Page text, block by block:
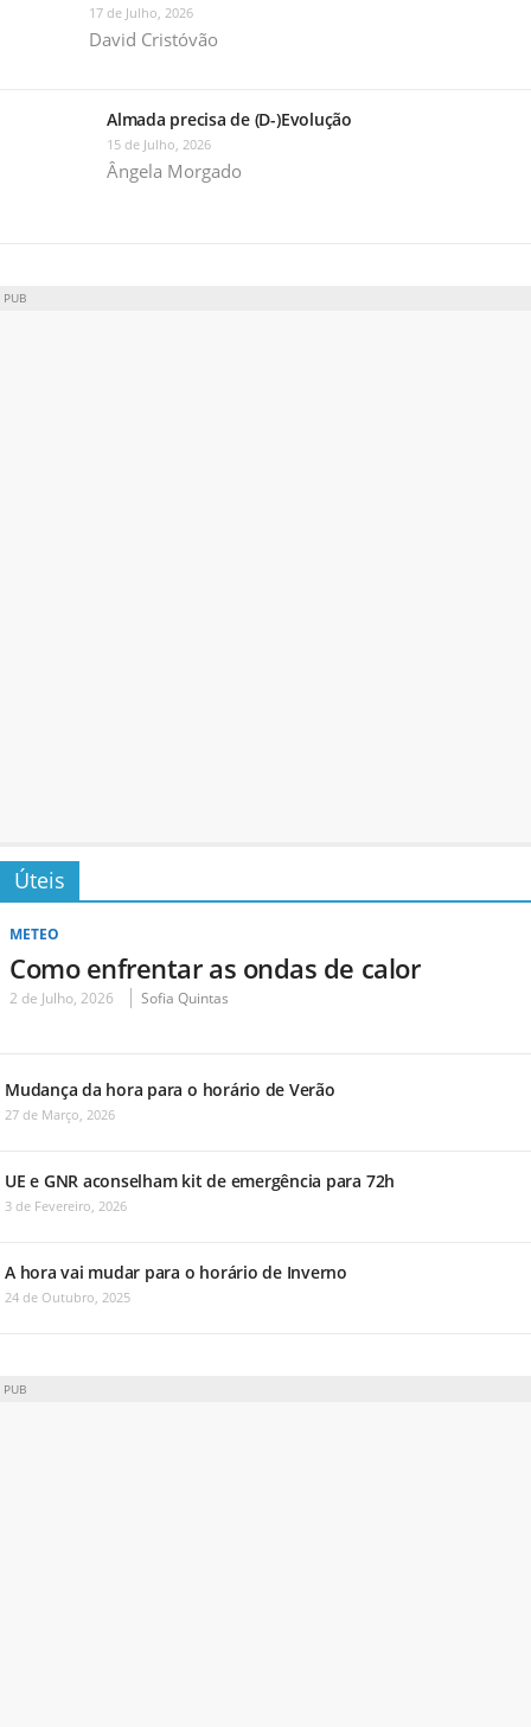
17 de Julho, 2026
David Cristóvão
Almada precisa de (D-)Evolução
15 de Julho, 2026
Ângela Morgado
PUB
Úteis
METEO
Como enfrentar as ondas de calor
2 de Julho, 2026 Sofia Quintas
Mudança da hora para o horário de Verão
27 de Março, 2026
UE e GNR aconselham kit de emergência para 72h
3 de Fevereiro, 2026
A hora vai mudar para o horário de Inverno
24 de Outubro, 2025
PUB